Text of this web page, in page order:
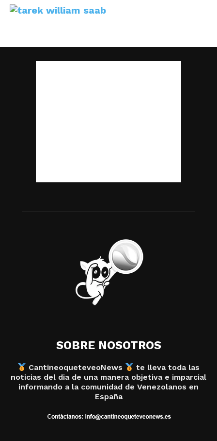
SOBRE NOSOTROS
CantineoqueteveoNews
te lleva toda las
noticias del dia de una manera objetiva e imparcial
informando a la comunidad de Venezolanos en
España